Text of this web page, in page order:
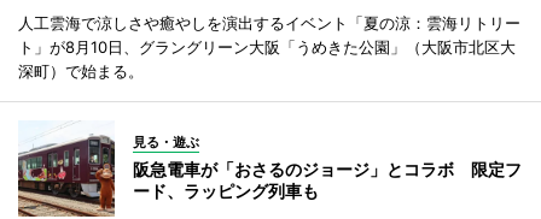
人工雲海で涼しさや癒やしを演出するイベント「夏の涼：雲海リトリー
ト」が8月10日、グラングリーン大阪「うめきた公園」（大阪市北区大
深町）で始まる。
見る・遊ぶ
阪急電車が「おさるのジョージ」とコラボ 限定フ
ード、ラッピング列車も